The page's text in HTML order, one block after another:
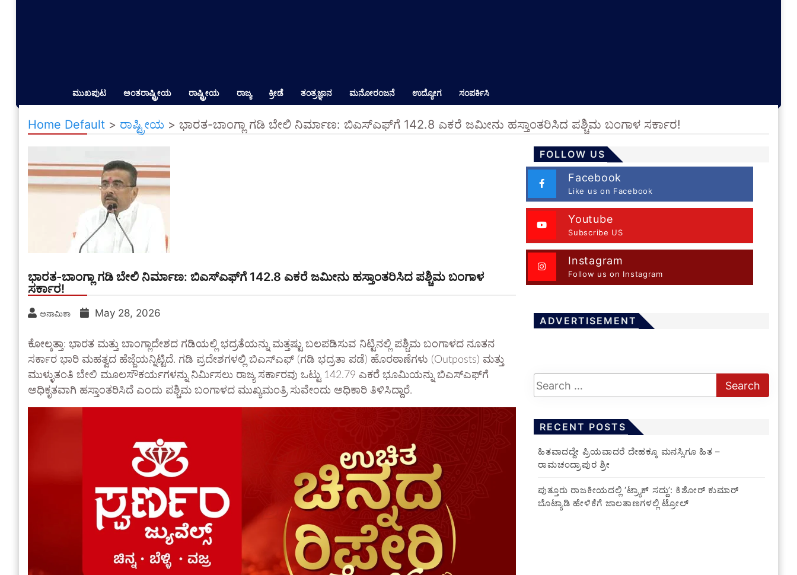
ಮುಖಪುಟ ಅಂತರಾಷ್ಟ್ರೀಯ ರಾಷ್ಟ್ರೀಯ ರಾಜ್ಯ ಕ್ರೀಡೆ ತಂತ್ರಜ್ಞಾನ ಮನೋರಂಜನೆ ಉದ್ಯೋಗ ಸಂಪರ್ಕಿಸಿ
Home Default > ರಾಷ್ಟ್ರೀಯ > ಭಾರತ-ಬಾಂಗ್ಲಾ ಗಡಿ ಬೇಲಿ ನಿರ್ಮಾಣ: ಬಿಎಸ್‌ಎಫ್‌ಗೆ 142.8 ಎಕರೆ ಜಮೀನು ಹಸ್ತಾಂತರಿಸಿದ ಪಶ್ಚಿಮ ಬಂಗಾಳ ಸರ್ಕಾರ!
ಭಾರತ-ಬಾಂಗ್ಲಾ ಗಡಿ ಬೇಲಿ ನಿರ್ಮಾಣ: ಬಿಎಸ್‌ಎಫ್‌ಗೆ 142.8 ಎಕರೆ ಜಮೀನು ಹಸ್ತಾಂತರಿಸಿದ ಪಶ್ಚಿಮ ಬಂಗಾಳ
ಸರ್ಕಾರ!
ಅನಾಮಿಕಾ May 28, 2026
ಕೋಲ್ಕತ್ತಾ: ಭಾರತ ಮತ್ತು ಬಾಂಗ್ಲಾದೇಶದ ಗಡಿಯಲ್ಲಿ ಭದ್ರತೆಯನ್ನು ಮತ್ತಷ್ಟು ಬಲಪಡಿಸುವ ನಿಟ್ಟಿನಲ್ಲಿ ಪಶ್ಚಿಮ ಬಂಗಾಳದ ನೂತನ
ಸರ್ಕಾರ ಭಾರಿ ಮಹತ್ವದ ಹೆಜ್ಜೆಯನ್ನಿಟ್ಟಿದೆ. ಗಡಿ ಪ್ರದೇಶಗಳಲ್ಲಿ ಬಿಎಸ್‌ಎಫ್ (ಗಡಿ ಭದ್ರತಾ ಪಡೆ) ಹೊರಠಾಣೆಗಳು (Outposts) ಮತ್ತು
ಮುಳ್ಳುತಂತಿ ಬೇಲಿ ಮೂಲಸೌಕರ್ಯಗಳನ್ನು ನಿರ್ಮಿಸಲು ರಾಜ್ಯ ಸರ್ಕಾರವು ಒಟ್ಟು 142.79 ಎಕರೆ ಭೂಮಿಯನ್ನು ಬಿಎಸ್‌ಎಫ್‌ಗೆ
ಅಧಿಕೃತವಾಗಿ ಹಸ್ತಾಂತರಿಸಿದೆ ಎಂದು ಪಶ್ಚಿಮ ಬಂಗಾಳದ ಮುಖ್ಯಮಂತ್ರಿ ಸುವೇಂದು ಅಧಿಕಾರಿ ತಿಳಿಸಿದ್ದಾರೆ.
FOLLOW US
Facebook
Like us on Facebook
Youtube
Subscribe US
Instagram
Follow us on Instagram
ADVERTISEMENT
RECENT POSTS
ಹಿತವಾದದ್ದೇ ಪ್ರಿಯವಾದರೆ ದೇಹಕ್ಕೂ ಮನಸ್ಸಿಗೂ ಹಿತ –
ರಾಮಚಂದ್ರಾಪುರ ಶ್ರೀ
ಪುತ್ತೂರು ರಾಜಕೀಯದಲ್ಲಿ ‘ಟ್ರ್ಯಾಕ್ ಸದ್ದು’: ಕಿಶೋರ್ ಕುಮಾರ್
ಬೊಟ್ಯಾಡಿ ಹೇಳಿಕೆಗೆ ಜಾಲತಾಣಗಳಲ್ಲಿ ಟ್ರೋಲ್